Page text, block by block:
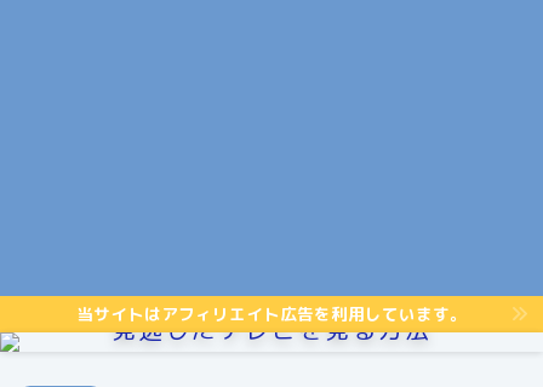
当サイトはアフィリエイト広告を利用しています。
見逃したテレビを見る方法